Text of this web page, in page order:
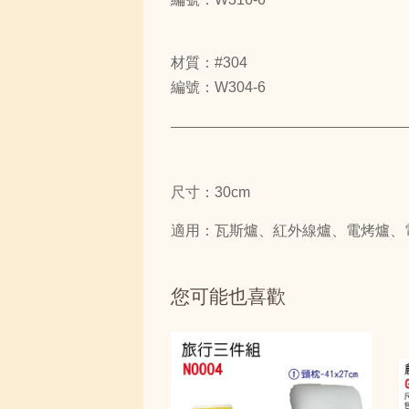
材質：#304
編號：W304-6
尺寸：30cm
適用：瓦斯爐、紅外線爐、電烤爐、
您可能也喜歡